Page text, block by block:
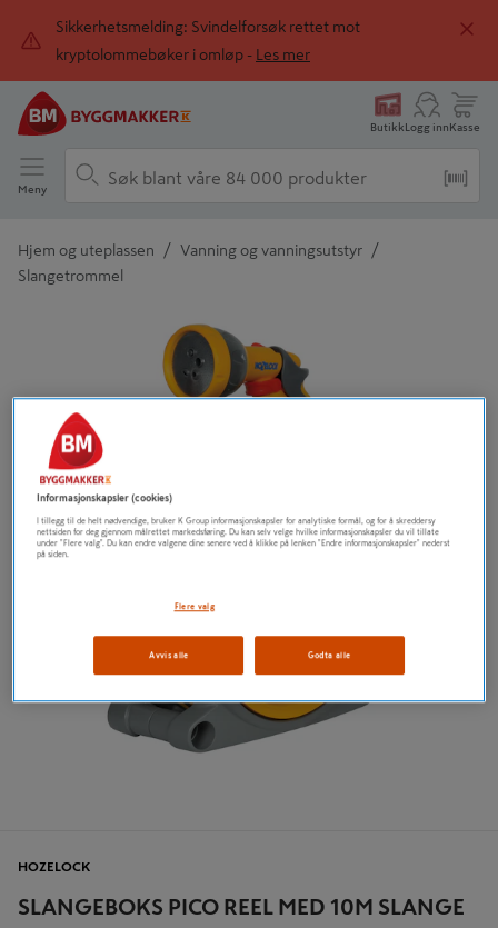
Sikkerhetsmelding: Svindelforsøk rettet mot
kryptolommebøker i omløp -
Les mer
ButikkLogg innKasse
Meny
Hjem og uteplassen / Vanning og vanningsutstyr /
Slangetrommel
SLANGEBOKS PICO REEL MED 10M SLANGE
HOZELOCK
Informasjonskapsler (cookies)
I tillegg til de helt nødvendige, bruker K Group informasjonskapsler for analytiske formål, og for å skreddersy
nettsiden for deg gjennom målrettet markedsføring. Du kan selv velge hvilke informasjonskapsler du vil tillate
under "Flere valg". Du kan endre valgene dine senere ved å klikke på lenken "Endre informasjonskapsler" nederst
på siden.
Flere valg
Avvis alle Godta alle